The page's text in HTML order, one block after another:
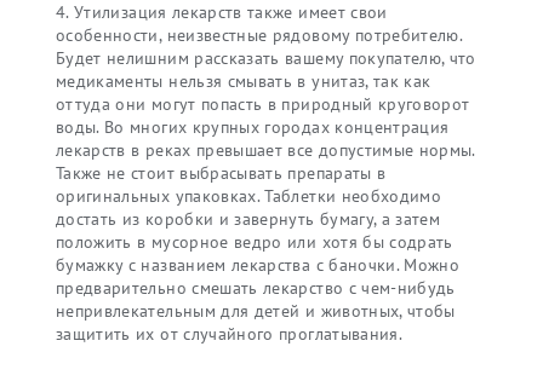
4. Утилизация лекарств также имеет свои
особенности, неизвестные рядовому потребителю.
Будет нелишним рассказать вашему покупателю, что
медикаменты нельзя смывать в унитаз, так как
оттуда они могут попасть в природный круговорот
воды. Во многих крупных городах концентрация
лекарств в реках превышает все допустимые нормы.
Также не стоит выбрасывать препараты в
оригинальных упаковках. Таблетки необходимо
достать из коробки и завернуть бумагу, а затем
положить в мусорное ведро или хотя бы содрать
бумажку с названием лекарства с баночки. Можно
предварительно смешать лекарство с чем-нибудь
непривлекательным для детей и животных, чтобы
защитить их от случайного проглатывания.